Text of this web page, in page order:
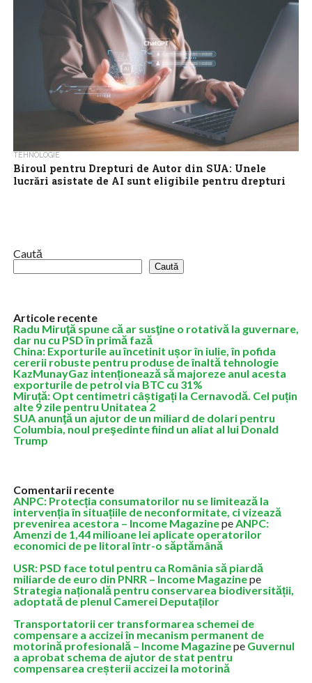
TEHNOLOGIE
Biroul pentru Drepturi de Autor din SUA: Unele
lucrări asistate de AI sunt eligibile pentru drepturi
Caută
Caută
Articole recente
Radu Miruţă spune că ar susţine o rotativă la guvernare,
dar nu cu PSD în primă fază
China: Exporturile au încetinit ușor în iulie, în pofida
cererii robuste pentru produse de înaltă tehnologie
KazMunayGaz intenționează să majoreze anul acesta
exporturile de petrol via BTC cu 31%
Miruță: Opt centimetri câștigați la Cernavodă. Cel puțin
alte 9 zile pentru Unitatea 2
SUA anunţă un ajutor de un miliard de dolari pentru
Columbia, noul preşedinte fiind un aliat al lui Donald
Trump
Comentarii recente
ANPC: Protecția consumatorilor nu se limitează la
intervenția în situațiile de neconformitate, ci vizează
prevenirea acestora – Income MagazinepeANPC:
Amenzi de 1,44 milioane lei aplicate operatorilor
economici de pe litoral într-o săptămână
USR: PSD face totul pentru ca România să piardă
miliarde de euro din PNRR – Income Magazinepe
Strategia națională pentru conservarea biodiversității,
adoptată de plenul Camerei Deputaților
Transportatorii cer transformarea schemei de
compensare a accizei în mecanism permanent de
motorină profesională – Income Magazinepe Guvernul
a aprobat schema de ajutor de stat pentru
compensarea creșterii accizei la motorină